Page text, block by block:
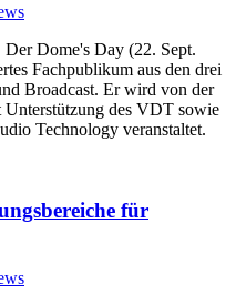
Der Dome's Day (22. Sept.
Fachpublikum aus den drei
Broadcast. Er wird von der
des VDT sowie
Technology veranstaltet.
für